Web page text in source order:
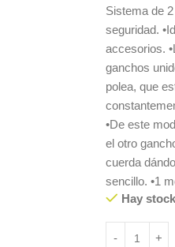
Sistema de
seguridad.
accesorios.
ganchos
polea, que
•De este
el otro
cuerda
sencillo. •1
Hay stock